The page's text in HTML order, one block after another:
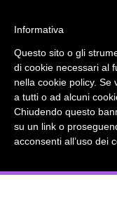
Arte per la
Club
accetta l'uso dei
Fai clic
Google
OK
Informativa
Questo sito o gli
di cookie necessari al
nella cookie policy. Se
a tutti o ad alcuni
Chiudendo questo
su un link o
acconsenti all’uso dei